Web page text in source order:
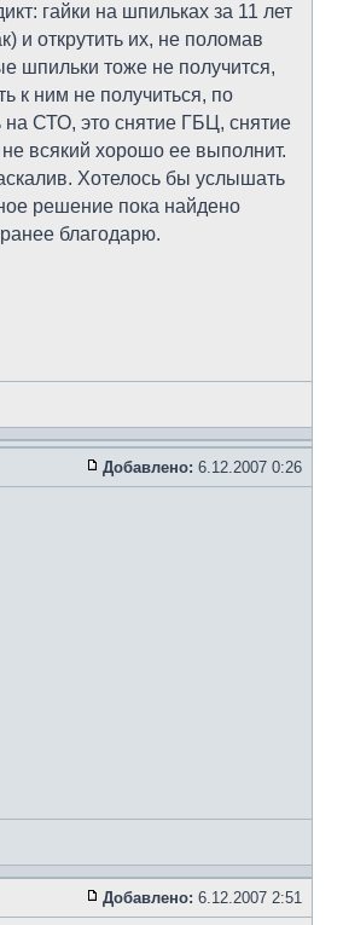
гайки на шпильках за 11 лет
и открутить их, не поломав
шпильки тоже не получится,
к ним не получиться, по
на СТО, это снятие ГБЦ, снятие
всякий хорошо ее выполнит.
Хотелось бы услышать
решение пока найдено
благодарю.
Добавлено: 6.12.2007 0:26
Добавлено: 6.12.2007 2:51